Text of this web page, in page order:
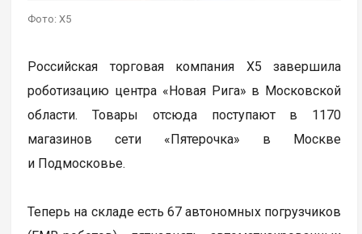
Фото: X5
Российская торговая компания X5 завершила
роботизацию центра «Новая Рига» в Московской
области. Товары отсюда поступают в 1170
магазинов сети «Пятерочка» в Москве
и Подмосковье.
Теперь на складе есть 67 автономных погрузчиков